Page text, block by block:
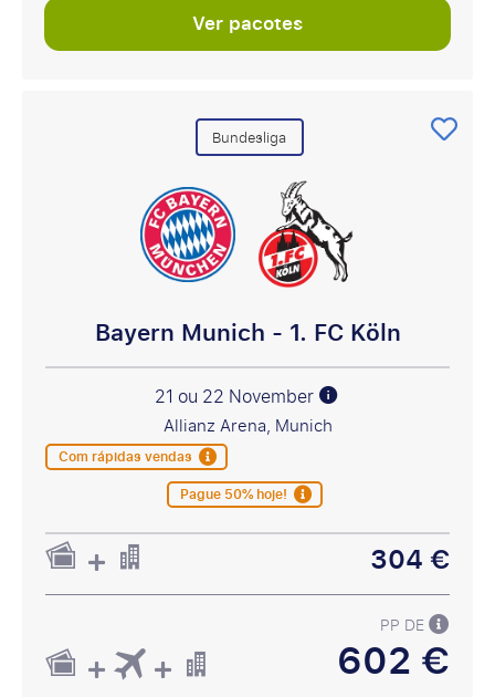
Ver pacotes
Bundesliga
Bayern Munich - 1. FC Köln
21 ou 22 November
Allianz Arena, Munich
Com rápidas vendas
Pague 50% hoje!
304 €
PP DE
602 €